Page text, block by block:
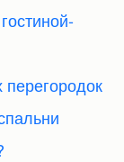
перегородок